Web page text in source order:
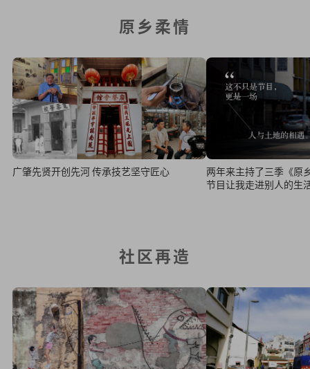
原乡柔情
广肇先贤开创先河 传承技艺坚守匠心
两年来主持了三季《原
节目让我走进别人的生
社区再造